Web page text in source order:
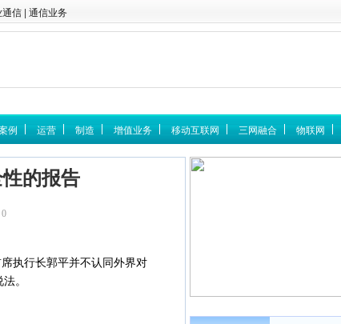
通信 通信业务
例 运营 制造 增值业务 移动互联网 三网融合 物联网
的报告
0
执行长郭平并不认同外界对
。